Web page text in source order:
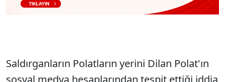
Saldırganların Polatların yerini Dilan Polat'ın